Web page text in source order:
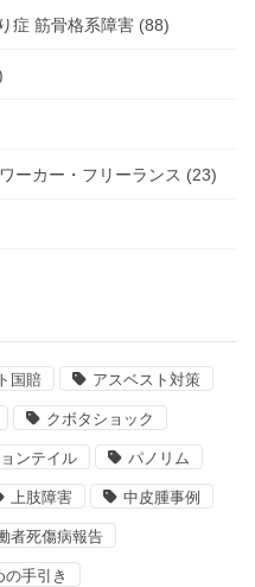
症 筋骨格系障害 (88)
ーカー・フリーランス (23)
国賠 アスベスト対策
クボタショック
ンテイル パノリム
上肢障害 中皮腫事例
者死傷病報告
手引き